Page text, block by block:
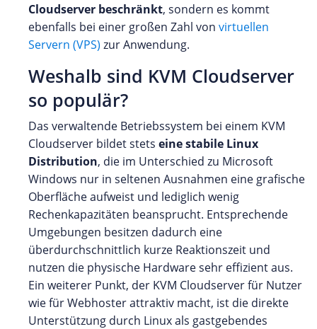
Cloudserver beschränkt, sondern es kommt
ebenfalls bei einer großen Zahl von virtuellen
Servern (VPS) zur Anwendung.
Weshalb sind KVM Cloudserver
so populär?
Das verwaltende Betriebssystem bei einem KVM
Cloudserver bildet stets eine stabile Linux
Distribution, die im Unterschied zu Microsoft
Windows nur in seltenen Ausnahmen eine grafische
Oberfläche aufweist und lediglich wenig
Rechenkapazitäten beansprucht. Entsprechende
Umgebungen besitzen dadurch eine
überdurchschnittlich kurze Reaktionszeit und
nutzen die physische Hardware sehr effizient aus.
Ein weiterer Punkt, der KVM Cloudserver für Nutzer
wie für Webhoster attraktiv macht, ist die direkte
Unterstützung durch Linux als gastgebendes